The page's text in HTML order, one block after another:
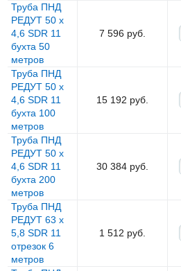
Труба ПНД
РЕДУТ 50 х
4,6 SDR 11
бухта 50
метров
7 596 руб.
Труба ПНД
РЕДУТ 50 х
4,6 SDR 11
бухта 100
метров
15 192 руб.
Труба ПНД
РЕДУТ 50 х
4,6 SDR 11
бухта 200
метров
30 384 руб.
Труба ПНД
РЕДУТ 63 х
5,8 SDR 11
отрезок 6
метров
1 512 руб.